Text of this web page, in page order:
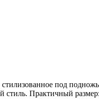
под
стиль. Практичный